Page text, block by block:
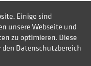
Einige sind
unsere Webseite und
zu optimieren. Diese
Datenschutzbereich